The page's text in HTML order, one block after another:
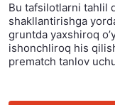
Bu tafsilotlarni tahlil
shakllantirishga
gruntda yaxshiroq
ishonchliroq his
prematch tanlov